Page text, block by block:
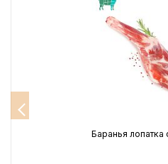
Баранья